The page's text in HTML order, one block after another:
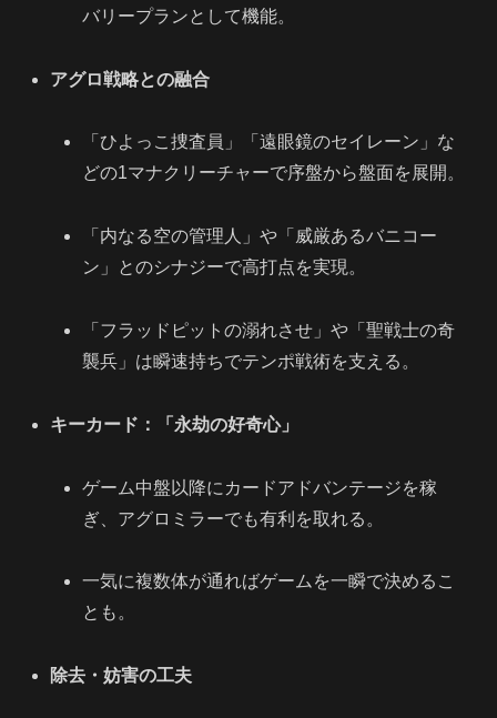
バリープランとして機能。
アグロ戦略との融合
「ひよっこ捜査員」「遠眼鏡のセイレーン」な
どの1マナクリーチャーで序盤から盤面を展開。
「内なる空の管理人」や「威厳あるバニコー
ン」とのシナジーで高打点を実現。
「フラッドピットの溺れさせ」や「聖戦士の奇
襲兵」は瞬速持ちでテンポ戦術を支える。
キーカード：「永劫の好奇心」
ゲーム中盤以降にカードアドバンテージを稼
ぎ、アグロミラーでも有利を取れる。
一気に複数体が通ればゲームを一瞬で決めるこ
とも。
除去・妨害の工夫